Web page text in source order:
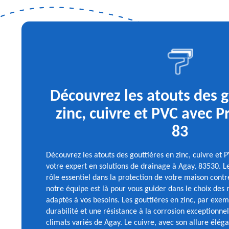
Découvrez les atouts des
zinc, cuivre et PVC avec
83
Découvrez les atouts des gouttières en zinc, cuivre et
votre expert en solutions de drainage à Agay, 83530.
rôle essentiel dans la protection de votre maison
notre équipe est là pour vous guider dans le choix des
adaptés à vos besoins. Les gouttières en zinc, par
durabilité et une résistance à la corrosion
climats variés de Agay. Le cuivre, avec son allure